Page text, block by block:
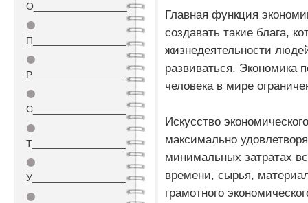
О_________________
⚫
П_________________
⚫
Р_________________
⚫
С_________________
⚫
Т_________________
⚫
У_________________
⚫
Главная функция
создавать такие блага,
жизнедеятельности
развиваться. Экономика
человека в мире
Искусство
максимально
минимальных затратах
времени, сырья,
грамотного